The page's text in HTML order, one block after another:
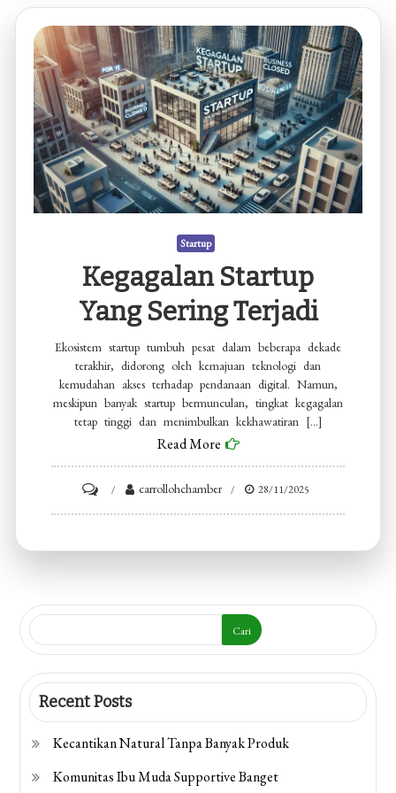
Startup
Kegagalan Startup
Yang Sering Terjadi
Ekosistem startup tumbuh pesat dalam beberapa dekade
terakhir, didorong oleh kemajuan teknologi dan
kemudahan akses terhadap pendanaan digital. Namun,
meskipun banyak startup bermunculan, tingkat kegagalan
tetap tinggi dan menimbulkan kekhawatiran […]
Read More
Kegagalan
Terjadi
carrollohchamber 28/11/2025
Cari
Recent Posts
Kecantikan Natural Tanpa Banyak Produk
Komunitas Ibu Muda Supportive Banget